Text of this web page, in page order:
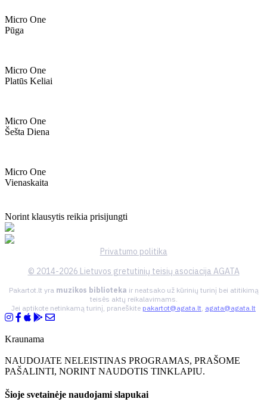
Micro One
Pūga
Micro One
Platūs Keliai
Micro One
Šešta Diena
Micro One
Vienaskaita
Norint klausytis reikia prisijungti
Privatumo politika
© 2014-2026 Lietuvos gretutinių teisių asociacija AGATA
Pakartot.lt yra muzikos biblioteka ir neatsako už kūrinių turinį bei atitikimą
teisės aktų reikalavimams.
Jei aptikote netinkamą turinį, praneškite pakartot@agata.lt, agata@agata.lt
Kraunama
NAUDOJATE NELEISTINAS PROGRAMAS, PRAŠOME
PAŠALINTI, NORINT NAUDOTIS TINKLAPIU.
Šioje svetainėje naudojami slapukai